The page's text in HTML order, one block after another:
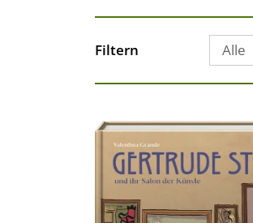
Filtern Alle